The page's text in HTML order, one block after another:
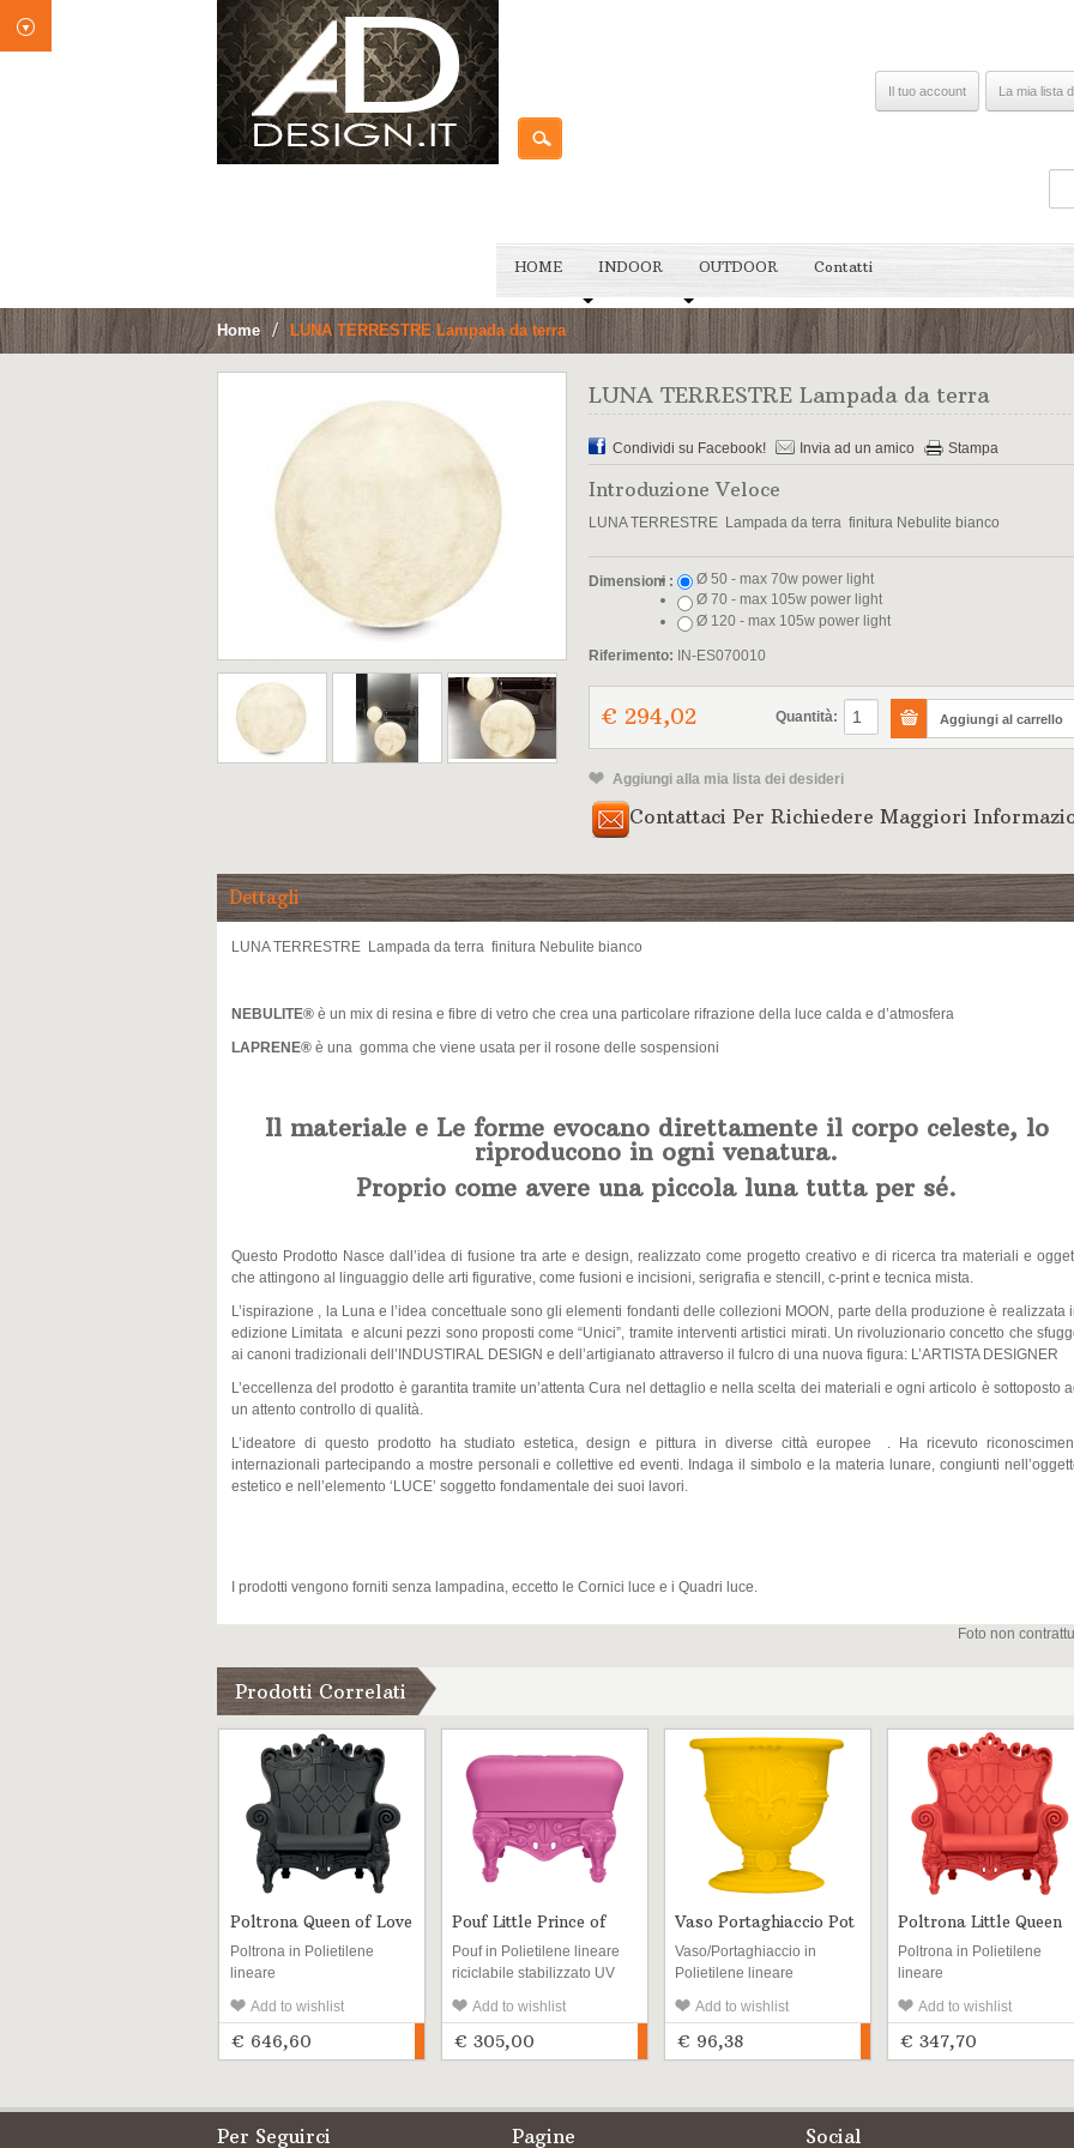
Il tuo account La mia lista
HOME INDOOR OUTDOOR Contatti
Home > LUNA TERRESTRE Lampada da terra
LUNA TERRESTRE Lampada da terra
Condividi su Facebook! Invia ad un amico Stampa
Introduzione Veloce
LUNA TERRESTRE Lampada da terra finitura Nebulite bianco
Dimensioni :
Ø 50 - max 70w power light
Ø 70 - max 105w power light
Ø 120 - max 105w power light
Riferimento: IN-ES070010
€ 294,02 Quantità:
Aggiungi alla mia lista dei desideri
Contattaci Per Richiedere Maggiori
Dettagli
LUNA TERRESTRE Lampada da terra finitura Nebulite bianco
NEBULITE® è un mix di resina e fibre di vetro che crea una particolare rifrazione della luce calda e d’atmosfera
LAPRENE® è una gomma che viene usata per il rosone delle sospensioni
Il materiale e Le forme evocano direttamente il corpo celeste, lo
riproducono in ogni venatura.
Proprio come avere una piccola luna tutta per sé.
Questo Prodotto Nasce dall’idea di fusione tra arte e design, realizzato come progetto creativo e di ricerca tra materiali e
che attingono al linguaggio delle arti figurative, come fusioni e incisioni, serigrafia e stencill, c-print e tecnica mista.
L’ispirazione , la Luna e l’idea concettuale sono gli elementi fondanti delle collezioni MOON, parte della produzione è realizzata
edizione Limitata e alcuni pezzi sono proposti come “Unici”, tramite interventi artistici mirati. Un rivoluzionario concetto che
ai canoni tradizionali dell’INDUSTIRAL DESIGN e dell’artigianato attraverso il fulcro di una nuova figura: L’ARTISTA DESIGNER
L’eccellenza del prodotto è garantita tramite un’attenta Cura nel dettaglio e nella scelta dei materiali e ogni articolo è sottoposto
un attento controllo di qualità.
L’ideatore di questo prodotto ha studiato estetica, design e pittura in diverse città europee . Ha ricevuto
internazionali partecipando a mostre personali e collettive ed eventi. Indaga il simbolo e la materia lunare, congiunti
estetico e nell’elemento ‘LUCE’ soggetto fondamentale dei suoi lavori.
I prodotti vengono forniti senza lampadina, eccetto le Cornici luce e i Quadri luce.
Foto non
Prodotti Correlati
Poltrona Queen of Love
Poltrona in Polietilene
lineare
per l’esterno e l\'interno
Add to wishlist
€ 646,60
Pouf Little Prince of
Love
Pouf in Polietilene lineare
riciclabile stabilizzato UV
Add to wishlist
€ 305,00
Vaso Portaghiaccio Pot
of Love
Vaso/Portaghiaccio in
Polietilene lineare
per l’esterno e l'interno
Add to wishlist
€ 96,38
Poltrona Little Queen
of Love
Poltrona in Polietilene
lineare
per l’esterno e l'interno
Add to wishlist
€ 347,70
Per Seguirci Pagine Social